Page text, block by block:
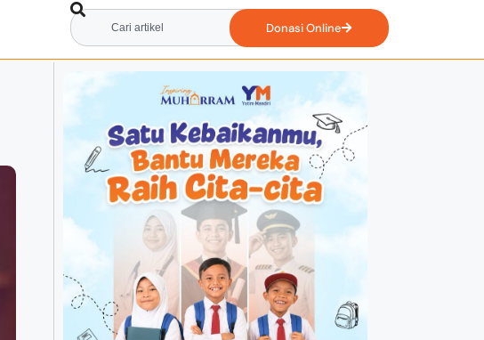
Donasi Online